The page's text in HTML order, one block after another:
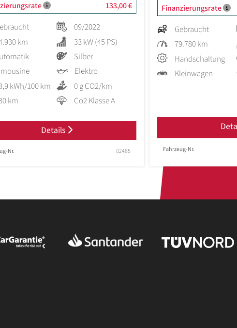
133,00 €
09/2022
km
33 kW (45 PS)
Silber
Elektro
kWh/100 km
0 g CO2/km
km
Co2 Klasse A
Details
Nr. 02465
Finanzierungsrate
Gebraucht
79.780 km
Handschaltung
Kleinwagen
Fahrzeug-Nr.